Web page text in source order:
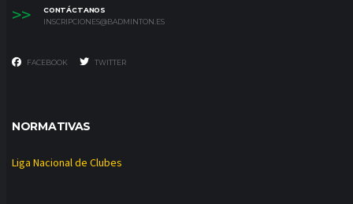
>>
CONTÁCTANOS
INSCRIPCIONES@BADMINTON.ES
FACEBOOK TWITTER
NORMATIVAS
Liga Nacional de Clubes